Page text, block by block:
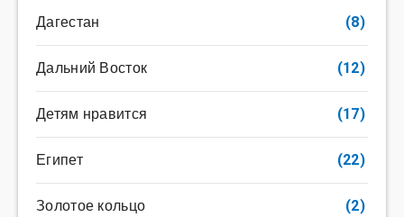
Дагестан (8)
Дальний Восток (12)
Детям нравится (17)
Египет (22)
Золотое кольцо (2)